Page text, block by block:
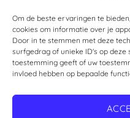
Om de beste ervaringen te
cookies om informatie over je
Door in te stemmen met deze
surfgedrag of unieke ID's op deze
toestemming geeft of uw
invloed hebben op bepaalde